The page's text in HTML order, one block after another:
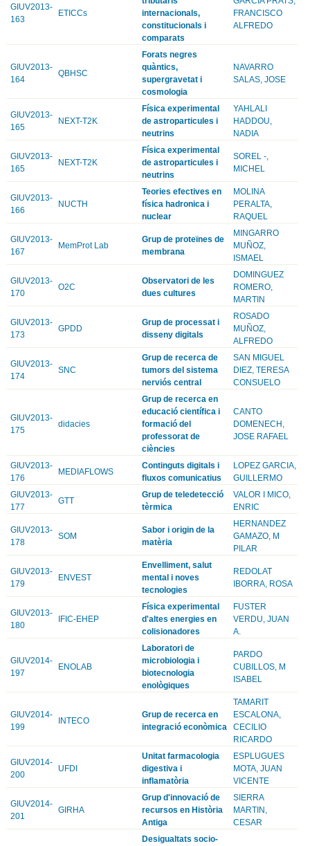
GIUV2013-
163
ETICCs
internacionals,
constitucionals i
comparats
FRANCISCO
ALFREDO
GIUV2013-
164
QBHSC
Forats negres
quàntics,
supergravetat i
cosmologia
NAVARRO
SALAS, JOSE
GIUV2013-
165
NEXT-T2K
Física experimental
de astroparticules i
neutrins
YAHLALI
HADDOU,
NADIA
GIUV2013-
165
NEXT-T2K
Física experimental
de astroparticules i
neutrins
SOREL -,
MICHEL
GIUV2013-
166
NUCTH
Teories efectives en
física hadronica i
nuclear
MOLINA
PERALTA,
RAQUEL
GIUV2013-
167
MemProt Lab
Grup de proteïnes de
membrana
MINGARRO
MUÑOZ,
ISMAEL
GIUV2013-
170
O2C
Observatori de les
dues cultures
DOMINGUEZ
ROMERO,
MARTIN
GIUV2013-
173
GPDD
Grup de processat i
disseny digitals
ROSADO
MUÑOZ,
ALFREDO
GIUV2013-
174
SNC
Grup de recerca de
tumors del sistema
nerviós central
SAN MIGUEL
DIEZ, TERESA
CONSUELO
GIUV2013-
175
didacies
Grup de recerca en
educació científica i
formació del
professorat de
ciències
CANTO
DOMENECH,
JOSE RAFAEL
GIUV2013-
176
MEDIAFLOWS
Continguts digitals i
fluxos comunicatius
LOPEZ GARCIA,
GUILLERMO
GIUV2013-
177
GTT
Grup de teledetecció
tèrmica
VALOR I MICO,
ENRIC
GIUV2013-
178
SOM
Sabor i origin de la
matèria
HERNANDEZ
GAMAZO, M
PILAR
GIUV2013-
179
ENVEST
Envelliment, salut
mental i noves
tecnologies
REDOLAT
IBORRA, ROSA
GIUV2013-
180
IFIC-EHEP
Física experimental
d'altes energies en
colisionadores
FUSTER
VERDU, JUAN
A.
GIUV2014-
197
ENOLAB
Laboratori de
microbiologia i
biotecnologia
enològiques
PARDO
CUBILLOS, M
ISABEL
GIUV2014-
199
INTECO
Grup de recerca en
integració econòmica
TAMARIT
ESCALONA,
CECILIO
RICARDO
GIUV2014-
200
UFDI
Unitat farmacologia
digestiva i
inflamatòria
ESPLUGUES
MOTA, JUAN
VICENTE
GIUV2014-
201
GIRHA
Grup d'innovació de
recursos en Història
Antiga
SIERRA
MARTIN,
CESAR
Desigualtats socio-